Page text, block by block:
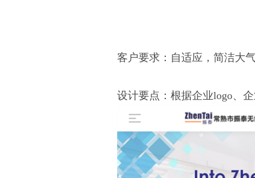
客户要求：自适应，简洁大
设计要点：根据企业logo、